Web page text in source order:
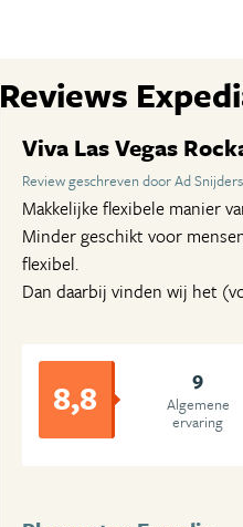
Reviews
Viva Las Vegas
Review geschreven door Ad
Makkelijke flexibele manier
Minder geschikt voor
flexibel.
Dan daarbij vinden wij het
8,8 9
Algemene
ervaring